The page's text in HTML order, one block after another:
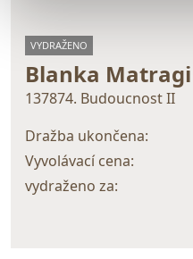
VYDRAŽENO
Blanka Matragi
137874. Budoucnost II
Dražba ukončena:
Vyvolávací cena:
vydraženo za: